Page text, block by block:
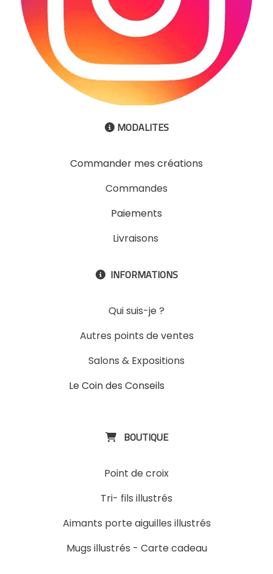
 MODALITES
Commander mes créations
Commandes
Paiements
Livraisons
 INFORMATIONS
Qui suis-je ?
Autres points de ventes
Salons & Expositions
Le Coin des Conseils
 BOUTIQUE
Point de croix
Tri- fils illustrés
Aimants porte aiguilles illustrés
Mugs illustrés - Carte cadeau